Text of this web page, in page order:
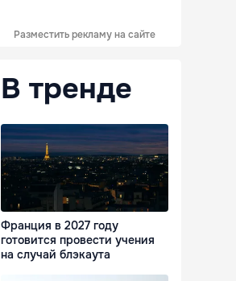
Разместить рекламу на сайте
В тренде
Франция в 2027 году
готовится провести учения
на случай блэкаута